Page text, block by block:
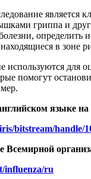
является
гриппа и
определить
в зоне
для
помогут
языке на
bitstream/handle/
Всемирной
influenza/ru